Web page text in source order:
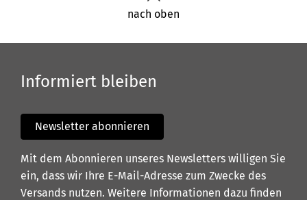
nach oben
Informiert bleiben
Newsletter abonnieren
Mit dem Abonnieren unseres Newsletters willigen Sie
ein, dass wir Ihre E-Mail-Adresse zum Zwecke des
Versands nutzen. Weitere Informationen dazu finden